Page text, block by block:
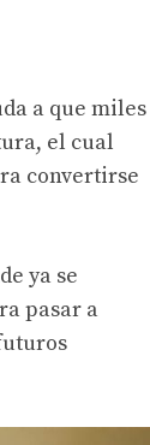
a que miles
el cual
convertirse
ya se
pasar a